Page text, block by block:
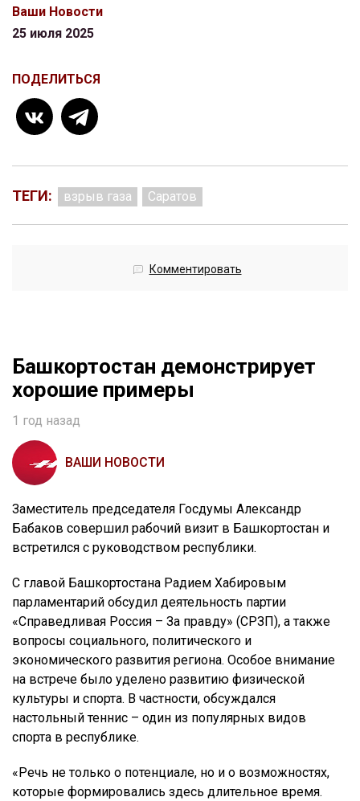
Ваши Новости
25 июля 2025
ПОДЕЛИТЬСЯ
ТЕГИ: взрыв газа Саратов
Комментировать
Башкортостан демонстрирует
хорошие примеры
1 год назад
ВАШИ НОВОСТИ
Заместитель председателя Госдумы Александр
Бабаков совершил рабочий визит в Башкортостан и
встретился с руководством республики.
С главой Башкортостана Радием Хабировым
парламентарий обсудил деятельность партии
«Справедливая Россия – За правду» (СРЗП), а также
вопросы социального, политического и
экономического развития региона. Особое внимание
на встрече было уделено развитию физической
культуры и спорта. В частности, обсуждался
настольный теннис – один из популярных видов
спорта в республике.
«Речь не только о потенциале, но и о возможностях,
которые формировались здесь длительное время.